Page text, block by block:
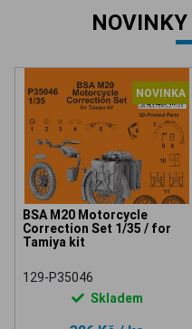
NOVINKA
BSA M20 Motorcycle
Correction Set 1/35 / for
Tamiya kit
129-P35046
Skladem